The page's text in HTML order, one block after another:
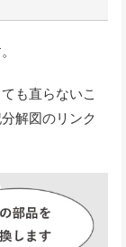
も直らないこ
解図のリンク